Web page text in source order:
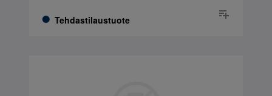
Tehdastilaustuote